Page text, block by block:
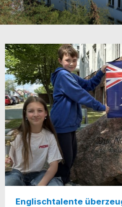
Englischtalente